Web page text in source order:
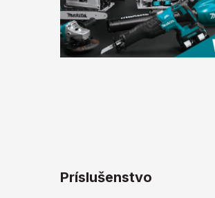
Príslušenstvo